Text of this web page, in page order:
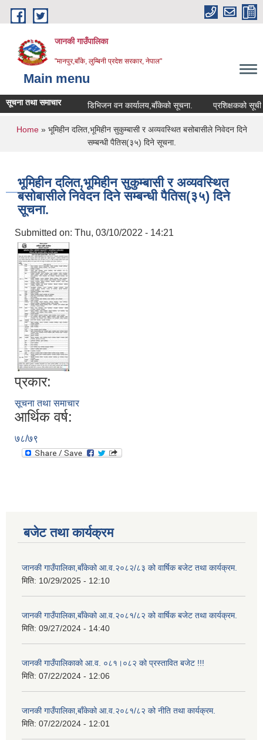
Skip to main content
जानकी गाउँपालिका
"मानपुर,बाँके, लुम्बिनी प्रदेश सरकार, नेपाल"
Main menu
सूचना तथा समाचार डिभिजन वन कार्यालय,बाँकेको सूचना. प्रशिक्षकको सूची दर्ता
You are here
Home» भूमिहीन दलित,भूमिहीन सुकुम्बासी र अव्यवस्थित बसोबासीले निवेदन दिने
सम्बन्धी पैतिस(३५) दिने सूचना.
भूमिहीन दलित,भूमिहीन सुकुम्बासी र अव्यवस्थित
बसोबासीले निवेदन दिने सम्बन्धी पैतिस(३५) दिने
सूचना.
Submitted on: Thu, 03/10/2022 - 14:21
प्रकार:
सूचना तथा समाचार
आर्थिक वर्ष:
७८/७९
बजेट तथा कार्यक्रम
जानकी गाउँपालिका,बाँकेको आ.व.२०८२/८३ को वार्षिक बजेट तथा कार्यक्रम.
मिति: 10/29/2025 - 12:10
जानकी गाउँपालिका,बाँकेको आ.व.२०८१/८२ को वार्षिक बजेट तथा कार्यक्रम.
मिति: 09/27/2024 - 14:40
जानकी गाउँपालिकाको आ.व. ०८१।०८२ को प्रस्तावित बजेट !!!
मिति: 07/22/2024 - 12:06
जानकी गाउँपालिका,बाँकेको आ.व.२०८१/८२ को नीति तथा कार्यक्रम.
मिति: 07/22/2024 - 12:01